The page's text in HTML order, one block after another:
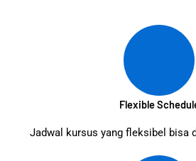
Flexible
Jadwal kursus yang fleksibel bisa